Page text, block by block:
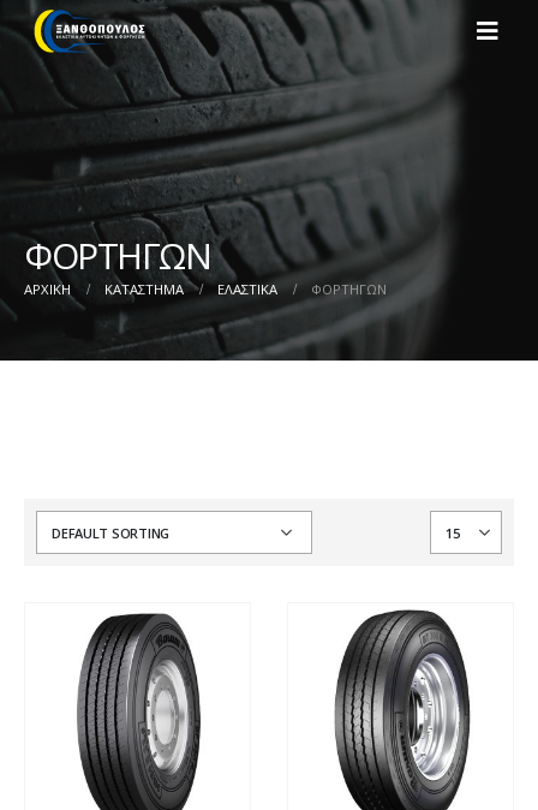
ΦΟΡΤΗΓΩΝ
ΑΡΧΙΚΉ ΚΑΤΆΣΤΗΜΑ ΕΛΑΣΤΙΚΑ ΦΟΡΤΗΓΩΝ